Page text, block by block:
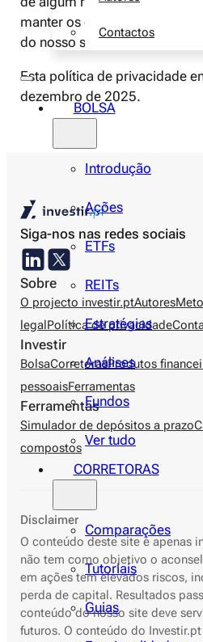
Contactos
BOLSA
Introdução
Ações
ETFs
REITs
Estratégias
Análises
Fundos
Ver tudo
CORRETORAS
Comparações
Tutoriais
Guias
manter os cookies ativados
do nosso site.
Esta política de privacidade
dezembro de 2025.
Siga-nos nas redes sociais
Sobre
O projecto investir.ptAutores
legalPolítica de privacidade
Investir
BolsaCorretorasProdutos
pessoaisFerramentas
Ferramentas
Simulador de depósitos a prazo
compostos
Disclaimer
O conteúdo deste site é apenas
não tem como objetivo o
em ações tem elevados riscos,
perda de capital. Resultados
conteúdo do nosso site deve
futuros. O conteúdo do